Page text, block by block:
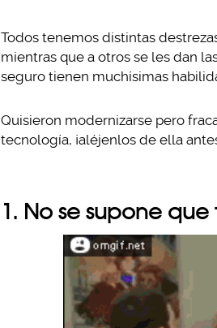
Todos tenemos distintas
mientras que a otros se les dan
seguro tienen muchísimas
Quisieron modernizarse pero
tecnología, ¡aléjenlos de ella
1. No se supone